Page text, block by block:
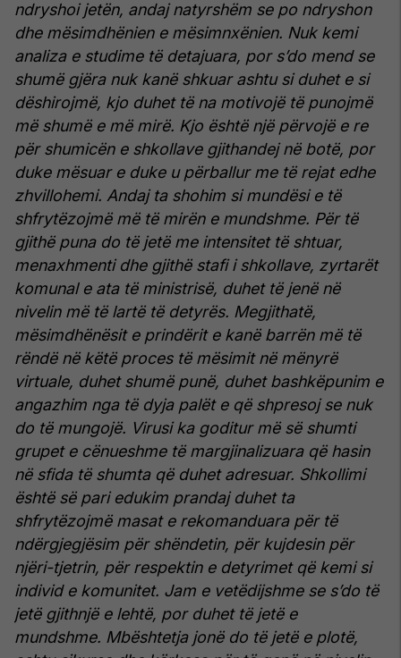
ndryshoi jetën, andaj natyrshëm se po ndryshon
dhe mësimdhënien e mësimnxënien. Nuk kemi
analiza e studime të detajuara, por s’do mend se
shumë gjëra nuk kanë shkuar ashtu si duhet e si
dëshirojmë, kjo duhet të na motivojë të punojmë
më shumë e më mirë. Kjo është një përvojë e re
për shumicën e shkollave gjithandej në botë, por
duke mësuar e duke u përballur me të rejat edhe
zhvillohemi. Andaj ta shohim si mundësi e të
shfrytëzojmë më të mirën e mundshme. Për të
gjithë puna do të jetë me intensitet të shtuar,
menaxhmenti dhe gjithë stafi i shkollave, zyrtarët
komunal e ata të ministrisë, duhet të jenë në
nivelin më të lartë të detyrës. Megjithatë,
mësimdhënësit e prindërit e kanë barrën më të
rëndë në këtë proces të mësimit në mënyrë
virtuale, duhet shumë punë, duhet bashkëpunim e
angazhim nga të dyja palët e që shpresoj se nuk
do të mungojë. Virusi ka goditur më së shumti
grupet e cënueshme të margjinalizuara që hasin
në sfida të shumta që duhet adresuar. Shkollimi
është së pari edukim prandaj duhet ta
shfrytëzojmë masat e rekomanduara për të
ndërgjegjësim për shëndetin, për kujdesin për
njëri-tjetrin, për respektin e detyrimet që kemi si
individ e komunitet. Jam e vetëdijshme se s’do të
jetë gjithnjë e lehtë, por duhet të jetë e
mundshme. Mbështetja jonë do të jetë e plotë,